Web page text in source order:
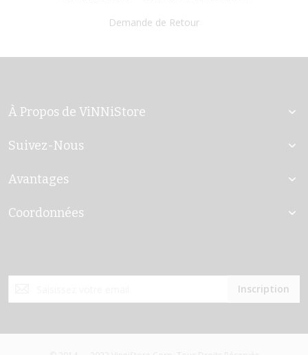
Demande de Retour
À Propos de ViNNiStore
Suivez-Nous
Avantages
Coordonnées
d’information
Inscription